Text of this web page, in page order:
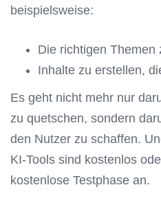
beispielsweise:
Die richtigen Themen
Inhalte zu erstellen,
Es geht nicht mehr nur
zu quetschen, sondern
den Nutzer zu schaffen.
KI-Tools sind kostenlos
kostenlose Testphase an.